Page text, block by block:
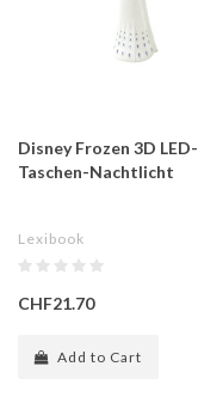
Disney Frozen 3D LED-
Taschen-Nachtlicht
Lexibook
CHF21.70
Add to Cart